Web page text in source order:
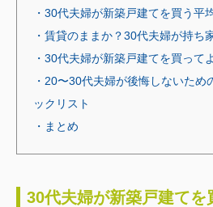
・30代夫婦が新築戸建てを買う平
・賃貸のままか？30代夫婦が持ち
・30代夫婦が新築戸建てを買って
・20〜30代夫婦が後悔しないため
ックリスト
・まとめ
30代夫婦が新築戸建てを